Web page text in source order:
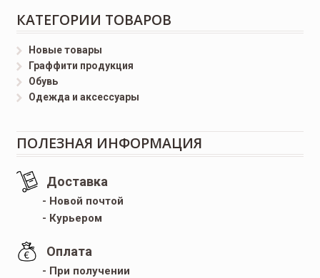
КАТЕГОРИИ ТОВАРОВ
Новые товары
Граффити продукция
Обувь
Одежда и аксессуары
ПОЛЕЗНАЯ ИНФОРМАЦИЯ
Доставка
- Новой почтой
- Курьером
Оплата
- При получении